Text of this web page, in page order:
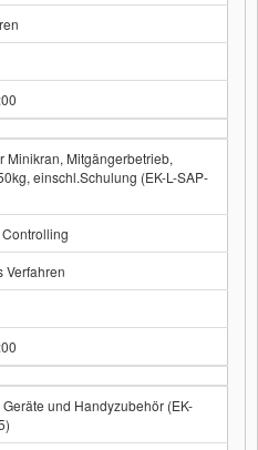
Minikran, Mitgängerbetrieb,
einschl.Schulung (EK-L-SAP-
Verfahren
und Handyzubehör (EK-